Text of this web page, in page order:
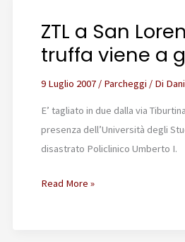
ZTL a San
truffa viene a
9 Luglio 2007 / Parcheggi / Di
E’ tagliato in due dalla via
presenza dell’Università degli
disastrato Policlinico Umberto I.
ZTL
Read More »